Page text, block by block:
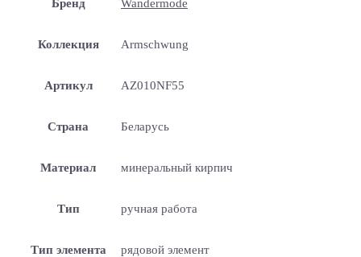
Бренд Wandermode
Коллекция Armschwung
Артикул AZ010NF55
Страна Беларусь
Материал минеральный кирпич
Тип ручная работа
Тип элемента рядовой элемент